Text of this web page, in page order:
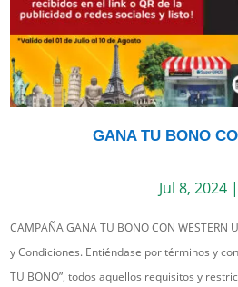
GANA TU BONO
Jul 8, 2024|
CAMPAÑA GANA TU BONO CON WESTERN
y Condiciones. Entiéndase por términos y
TU BONO”, todos aquellos requisitos y